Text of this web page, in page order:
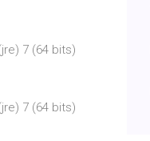
7 (64 bits)
7 (64 bits)